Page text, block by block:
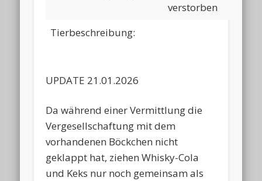
verstorben
Tierbeschreibung:
UPDATE 21.01.2026
Da während einer Vermittlung die
Vergesellschaftung mit dem
vorhandenen Böckchen nicht
geklappt hat, ziehen Whisky-Cola
und Keks nur noch gemeinsam als